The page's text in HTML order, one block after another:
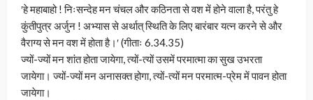
ʹहे महाबाहो ! निःसन्देह मन चंचल और कठिनता से वश में होने वाला है, परंतु हे
कुंतीपुत्र अर्जुन ! अभ्यास से अर्थात् स्थिति के लिए बारंबार यत्न करने से और
वैराग्य से मन वश में होता है।ʹ (गीताः 6.34.35)
ज्यों-ज्यों मन शांत होता जायेगा, त्यों-त्यों उसमें परमात्मा का सुख उभरता
जायेगा। ज्यों-ज्यों मन अनासक्त होगा, त्यों-त्यों मन परमात्म-प्रेम में पावन होता
जायेगा।